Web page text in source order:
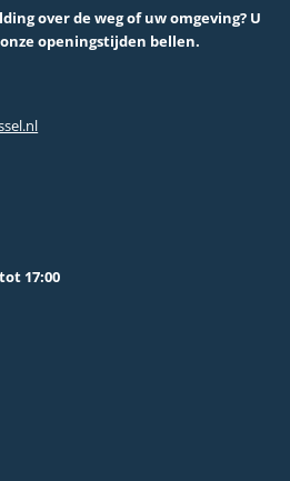
over de weg of uw omgeving? U
openingstijden bellen.
17:00